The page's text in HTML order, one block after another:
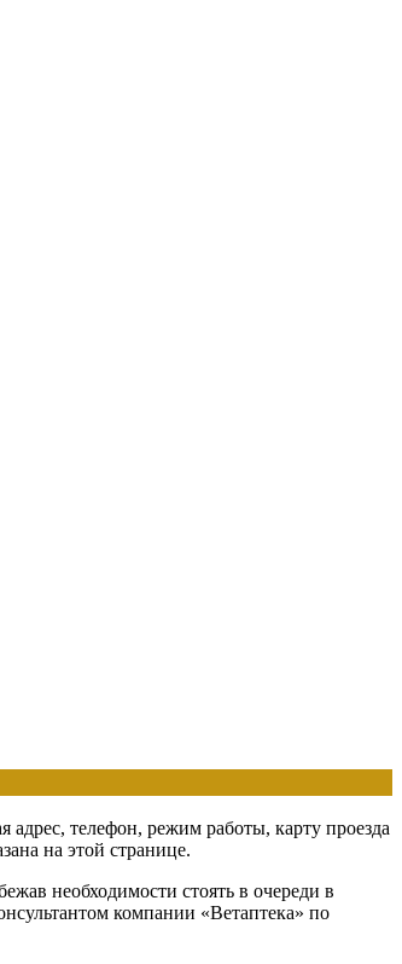
телефон, режим работы, карту проезда
на этой странице.
необходимости стоять в очереди в
компании «Ветаптека» по